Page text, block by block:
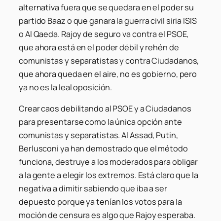
alternativa fuera que se quedara en el poder su
partido Baaz o que ganara la guerra civil siria ISIS
o Al Qaeda. Rajoy de seguro va contra el PSOE,
que ahora está en el poder débil y rehén de
comunistas y separatistas y contra Ciudadanos,
que ahora queda en el aire, no es gobierno, pero
ya no es la leal oposición.
Crear caos debilitando al PSOE y a Ciudadanos
para presentarse como la única opción ante
comunistas y separatistas. Al Assad, Putin,
Berlusconi ya han demostrado que el método
funciona, destruye a los moderados para obligar
a la gente a elegir los extremos. Está claro que la
negativa a dimitir sabiendo que iba a ser
depuesto porque ya tenían los votos para la
moción de censura es algo que Rajoy esperaba.